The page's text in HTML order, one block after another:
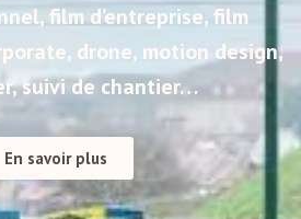
film d’entreprise, film
drone, motion design,
suivi de chantier…
En savoir plus